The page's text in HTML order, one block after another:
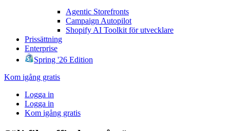
Agentic Storefronts
Campaign Autopilot
Shopify AI Toolkit för utvecklare
Prissättning
Enterprise
Spring '26 Edition
Kom igång gratis
Logga in
Logga in
Kom igång gratis